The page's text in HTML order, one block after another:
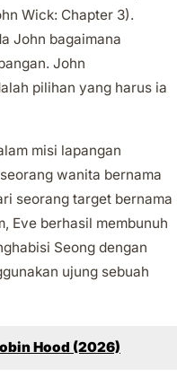
Wick: Chapter 3).
John bagaimana
John
pilihan yang harus ia
misi lapangan
wanita bernama
seorang target bernama
Eve berhasil membunuh
Seong dengan
ujung sebuah
Hood (2026)